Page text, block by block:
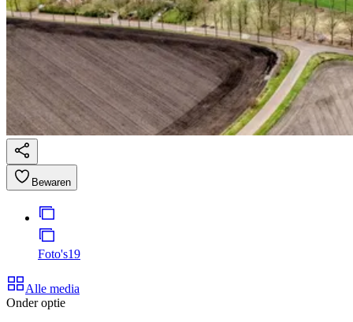
Bewaren
Foto's19
Alle media
Onder optie